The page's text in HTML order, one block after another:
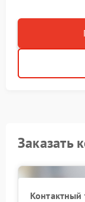
Заказать
Контактный